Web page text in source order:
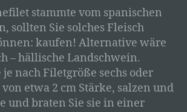
stammte vom spanischen
sollten Sie solches Fleisch
kaufen! Alternative wäre
– hällische Landschwein.
je nach Filetgröße sechs oder
etwa 2 cm Stärke, salzen und
und braten Sie sie in einer
Ziel, ihre künftige Verarbeitung
jede Art der automatisierten
personenbezogener Daten, die
dass diese personenbezogenen
werden, um bestimmte
Aspekte, die sich auf eine natürliche